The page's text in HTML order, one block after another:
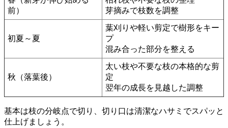
前）
芽摘みで枝数を調整
初夏～夏
葉刈りや軽い剪定で樹形をキー
プ
混み合った部分を整える
秋（落葉後）
太い枝や不要な枝の本格的な剪
定
翌年の成長を見越した調整
基本は枝の分岐点で切り、切り口は清潔なハサミでスパッと
仕上げましょう。